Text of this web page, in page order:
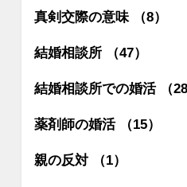
真剣交際の意味 （8）
結婚相談所 （47）
結婚相談所での婚活 （28
薬剤師の婚活 （15）
親の反対 （1）